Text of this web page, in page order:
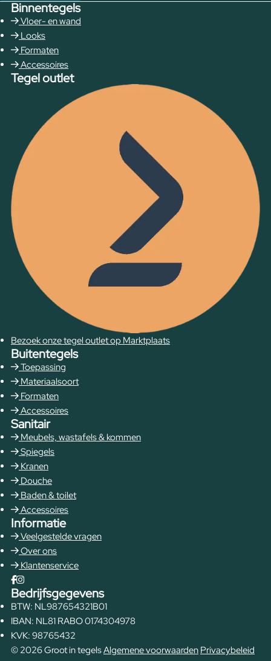
Binnentegels
Vloer- en wand
Looks
Formaten
Accessoires
Tegel outlet
Bezoek onze tegel outlet op Marktplaats
Buitentegels
Toepassing
Materiaalsoort
Formaten
Accessoires
Sanitair
Meubels, wastafels & kommen
Spiegels
Kranen
Douche
Baden & toilet
Accessoires
Informatie
Veelgestelde vragen
Over ons
Klantenservice
Bedrijfsgegevens
BTW: NL987654321B01
IBAN: NL81 RABO 0174304978
KVK: 98765432
© 2026 Groot in tegelsAlgemene voorwaarden Privacybeleid